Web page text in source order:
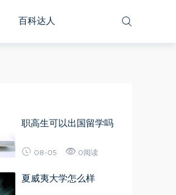
百科达人
职高生可以出国留学吗
08-05 0阅读
夏威夷大学怎么样